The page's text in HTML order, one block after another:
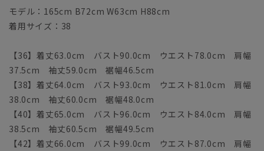
モデル：165cm B72cm W63cm H88cm
着用サイズ：38
【36】着丈63.0cm バスト90.0cm ウエスト78.0cm 肩幅
37.5cm 袖丈59.0cm 裾幅46.5cm
【38】着丈64.0cm バスト93.0cm ウエスト81.0cm 肩幅
38.0cm 袖丈60.0cm 裾幅48.0cm
【40】着丈65.0cm バスト96.0cm ウエスト84.0cm 肩幅
38.5cm 袖丈60.5cm 裾幅49.5cm
【42】着丈66.0cm バスト99.0cm ウエスト87.0cm 肩幅